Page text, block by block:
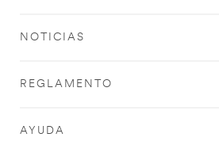
NOTICIAS
REGLAMENTO
AYUDA